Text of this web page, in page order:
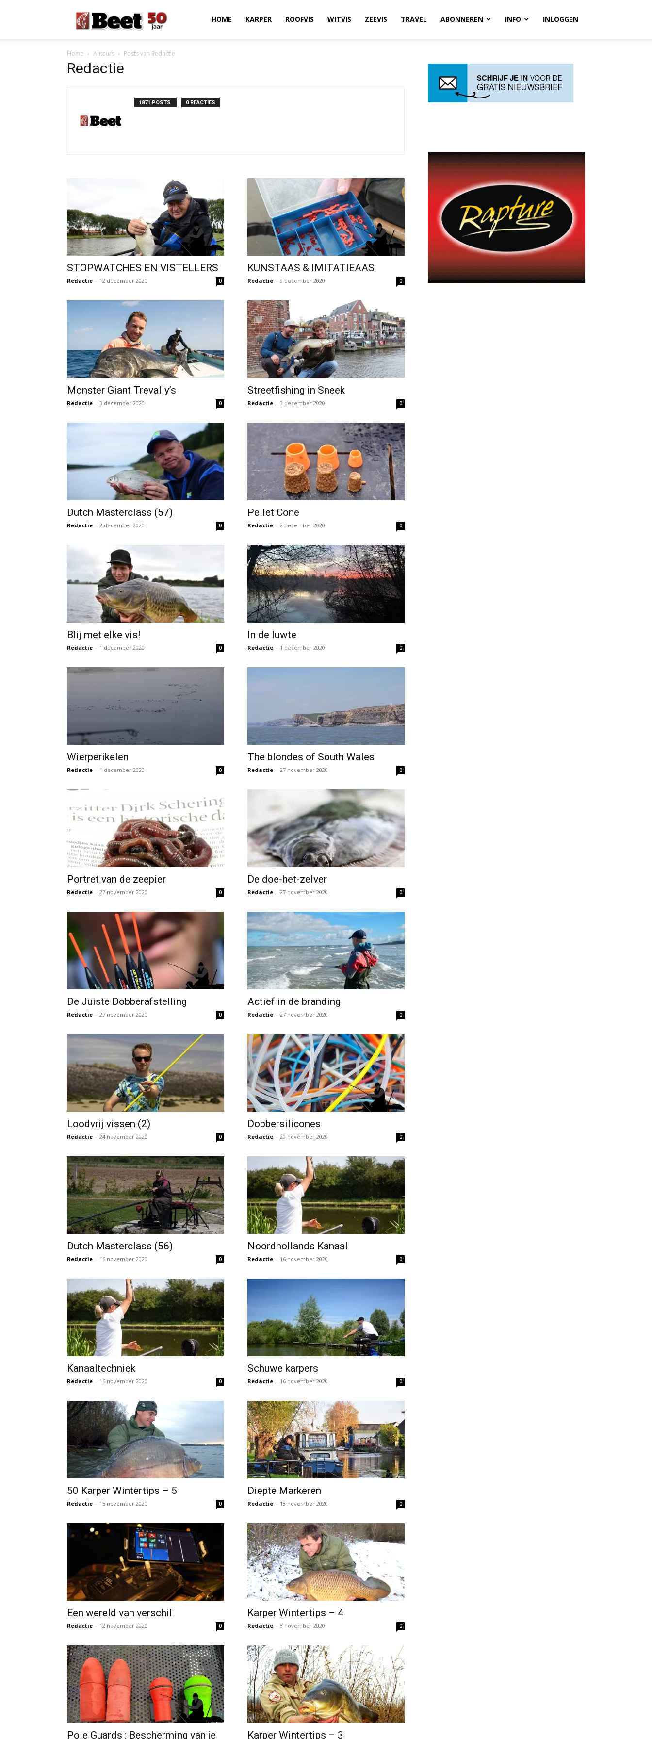
HOME KARPER ROOFVIS WITVIS ZEEVIS TRAVEL ABONNEREN INFO INLOGGEN
Home Auteurs Posts van Redactie
Redactie
1871 POSTS 0 REACTIES
STOPWATCHES EN VISTELLERS
Redactie - 12 december 2020 0
KUNSTAAS & IMITATIEAAS
Redactie - 9 december 2020 0
Monster Giant Trevally’s
Redactie - 3 december 2020 0
Streetfishing in Sneek
Redactie - 3 december 2020 0
Dutch Masterclass (57)
Redactie - 2 december 2020 0
Pellet Cone
Redactie - 2 december 2020 0
Blij met elke vis!
Redactie - 1 december 2020 0
In de luwte
Redactie - 1 december 2020 0
Wierperikelen
Redactie - 1 december 2020 0
The blondes of South Wales
Redactie - 27 november 2020 0
Portret van de zeepier
Redactie - 27 november 2020 0
De doe-het-zelver
Redactie - 27 november 2020 0
De Juiste Dobberafstelling
Redactie - 27 november 2020 0
Actief in de branding
Redactie - 27 november 2020 0
Loodvrij vissen (2)
Redactie - 24 november 2020 0
Dobbersilicones
Redactie - 20 november 2020 0
Dutch Masterclass (56)
Redactie - 16 november 2020 0
Noordhollands Kanaal
Redactie - 16 november 2020 0
Kanaaltechniek
Redactie - 16 november 2020 0
Schuwe karpers
Redactie - 16 november 2020 0
50 Karper Wintertips – 5
Redactie - 15 november 2020 0
Diepte Markeren
Redactie - 13 november 2020 0
Een wereld van verschil
Redactie - 12 november 2020 0
Karper Wintertips – 4
Redactie - 8 november 2020 0
Pole Guards : Bescherming van je Karper Wintertips – 3